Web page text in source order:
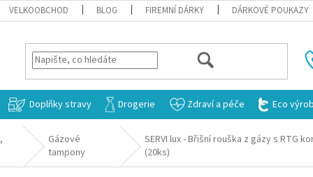
VELKOOBCHOD BLOG FIREMNÍ DÁRKY DÁRKOVÉ POUKAZY
HLEDAT
Doplňky stravy Drogerie Zdraví a péče Eco
Gázové
tampony
SERVI lux - Břišní rouška z gázy s RTG
(20ks)